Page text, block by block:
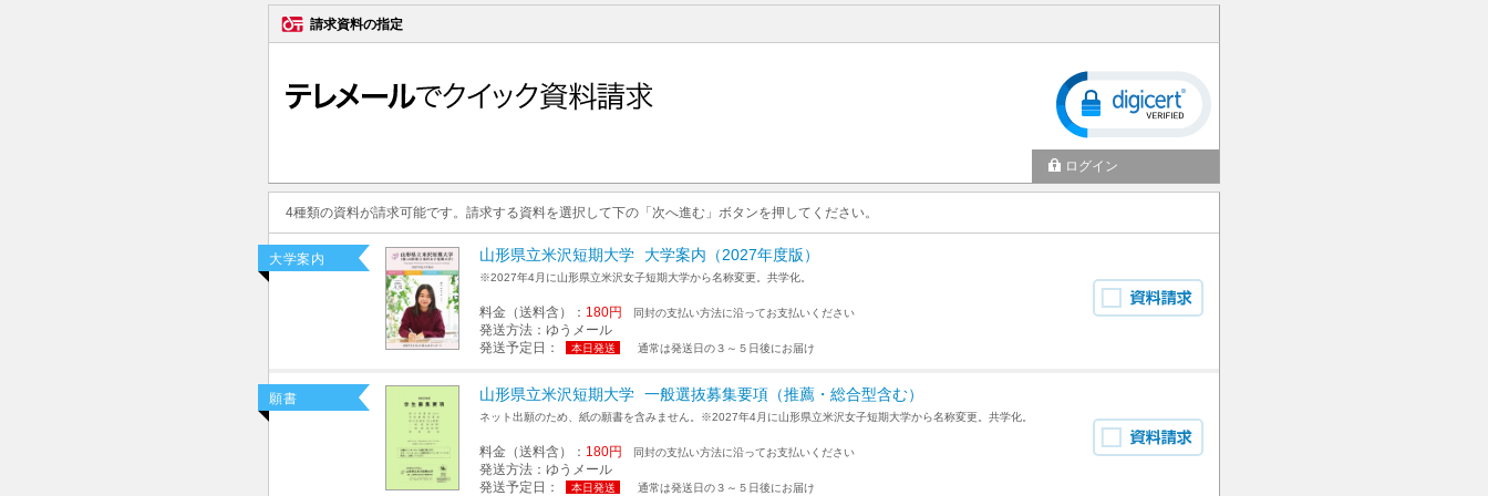
請求資料の指定
ログイン
4種類の資料が請求可能です。請求する資料を選択して下の「次へ進む」ボタンを押してください。
大学案内 山形県立米沢短期大学 大学案内（2027年度版）
※2027年4月に山形県立米沢女子短期大学から名称変更。共学化。
料金（送料含）： 180円 同封の支払い方法に沿ってお支払いください
発送方法： ゆうメール
発送予定日：
本日発送 通常は発送日の３～５日後にお届け
願書 山形県立米沢短期大学 一般選抜募集要項（推薦・総合型含む）
ネット出願のため、紙の願書を含みません。※2027年4月に山形県立米沢女子短期大学から名称変更。共学化。
料金（送料含）： 180円 同封の支払い方法に沿ってお支払いください
発送方法： ゆうメール
発送予定日：
本日発送 通常は発送日の３～５日後にお届け